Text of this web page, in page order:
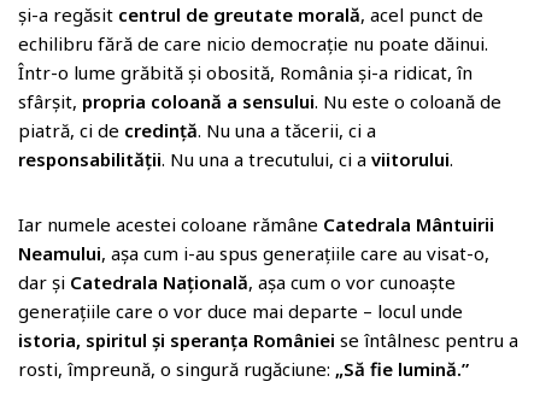
și-a regăsit centrul de greutate morală, acel punct de
echilibru fără de care nicio democrație nu poate dăinui.
Într-o lume grăbită și obosită, România și-a ridicat, în
sfârșit, propria coloană a sensului. Nu este o coloană de
piatră, ci de credință. Nu una a tăcerii, ci a
responsabilității. Nu una a trecutului, ci a viitorului.
Iar numele acestei coloane rămâne Catedrala Mântuirii
Neamului, așa cum i-au spus generațiile care au visat-o,
dar și Catedrala Națională, așa cum o vor cunoaște
generațiile care o vor duce mai departe – locul unde
istoria, spiritul și speranța României se întâlnesc pentru a
rosti, împreună, o singură rugăciune: „Să fie lumină.”